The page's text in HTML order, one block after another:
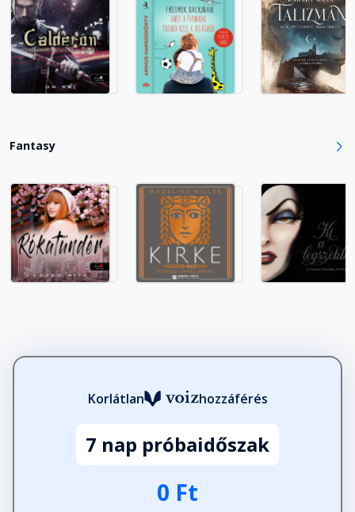
23. Kiliána
Fejezet hossza: 00:21:33
25. Kiliána
Fejezet hossza: 00:05:56
26. Ezel
Fejezet hossza: 00:13:10
28. Ezel
Fejezet hossza: 00:26:14
Fantasy
Korlátlan hozzáférés
7 nap próbaidőszak
0 Ft